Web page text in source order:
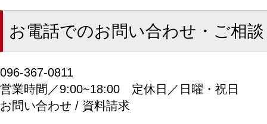
お電話でのお問い合わせ・ご相談
096-367-0811
営業時間／9:00~18:00 定休日／日曜・祝日
お問い合わせ / 資料請求